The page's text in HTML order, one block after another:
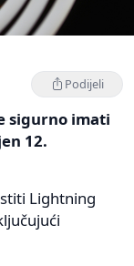
Podijeli
sigurno imati
12.
Lightning